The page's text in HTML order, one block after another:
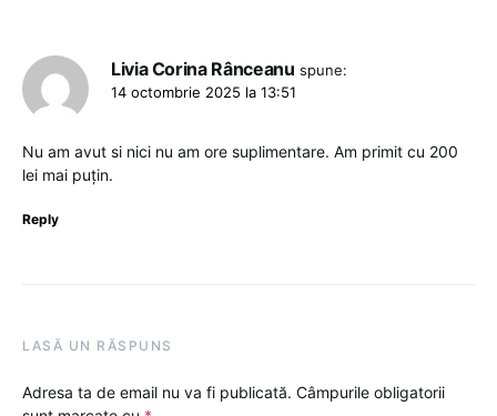
Livia Corina Rânceanu spune:
14 octombrie 2025 la 13:51
Nu am avut si nici nu am ore suplimentare. Am primit cu 200
lei mai puțin.
Reply
LASĂ UN RĂSPUNS
Adresa ta de email nu va fi publicată. Câmpurile obligatorii